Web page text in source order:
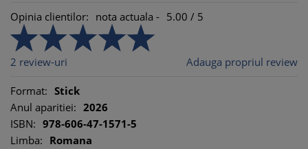
Opinia clientilor: nota actuala - 5.00 / 5
2 review-uri Adauga propriul review
Format: Stick
Anul aparitiei: 2026
ISBN: 978-606-47-1571-5
Limba: Romana